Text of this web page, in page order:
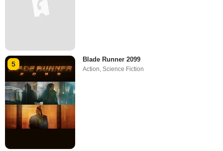
5
Blade Runner 2099
Action,Science Fiction